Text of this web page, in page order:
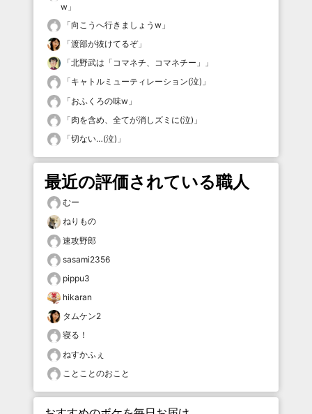
w 」
「向こうへ行きましょうw 」
「渡部が抜けてるぞ」
「北野武は「コマネチ、コマネチー」
」
「キャトルミューティレーション(泣) 」
「おふくろの味w 」
「肉を含め、全てが消しズミに(泣) 」
「切ない…(泣) 」
最近の評価されている職人
むー
ねりもの
速攻野郎
sasami2356
pippu3
hikaran
タムケン2
寝る！
ねすかふぇ
ことことのおこと